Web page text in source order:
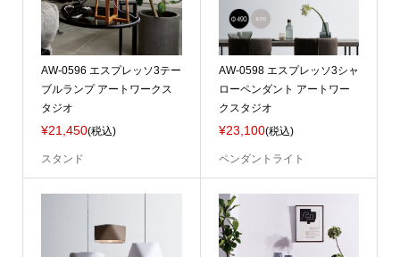
AW-0596 エスプレッソ3テー
ブルランプ アートワークス
タジオ
¥21,450(税込)
スタンド
AW-0598 エスプレッソ3シャ
ローペンダント アートワー
クスタジオ
¥23,100(税込)
ペンダントライト